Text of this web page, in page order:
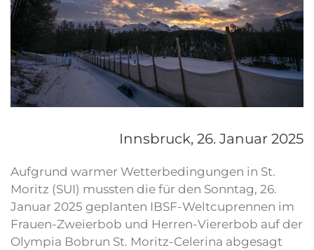
Innsbruck, 26. Januar 2025
Aufgrund warmer Wetterbedingungen in St.
Moritz (SUI) mussten die für den Sonntag, 26.
Januar 2025 geplanten IBSF-Weltcuprennen im
Frauen-Zweierbob und Herren-Viererbob auf der
Olympia Bobrun St. Moritz-Celerina abgesagt